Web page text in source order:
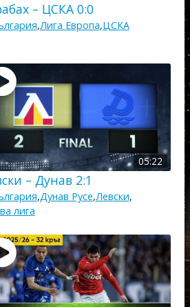
– ЦСКА 0:0
,Лига Европа,ЦСКА
05:22
– Дунав 2:1
,Дунав Русе,Левски,
лига